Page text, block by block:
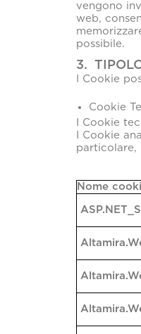
vengono
web,
possibile.
3.
I Cookie
Cookie
I Cookie
I Cookie
particolare,
Nome